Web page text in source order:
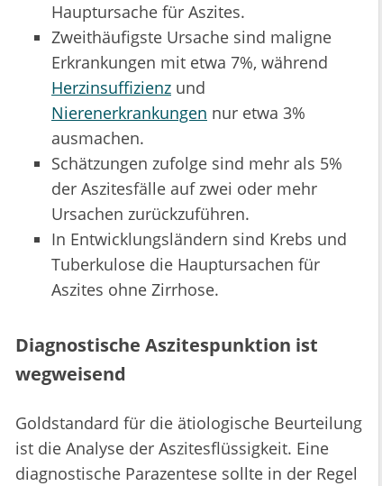
Hauptursache für Aszites.
Zweithäufigste Ursache sind maligne
Erkrankungen mit etwa 7%, während
Herzinsuffizienz und
Nierenerkrankungen nur etwa 3%
ausmachen.
Schätzungen zufolge sind mehr als 5%
der Aszitesfälle auf zwei oder mehr
Ursachen zurückzuführen.
In Entwicklungsländern sind Krebs und
Tuberkulose die Hauptursachen für
Aszites ohne Zirrhose.
Diagnostische Aszitespunktion ist
wegweisend
Goldstandard für die ätiologische Beurteilung
ist die Analyse der Aszitesflüssigkeit. Eine
diagnostische Parazentese sollte in der Regel